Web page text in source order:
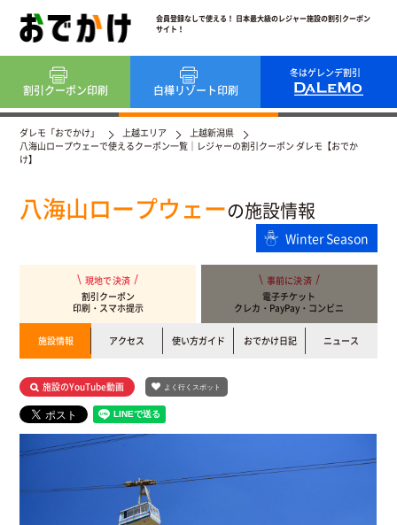
会員登録なしで使える！ 日本最大級のレジャー施設の割引クーポン
サイト！
冬はゲレンデ割引
割引クーポン印刷 白樺リゾート印刷
ダレモ「おでかけ」 上越エリア
上越新潟県
八海山ロープウェーで使えるクーポン一覧｜レジャーの割引クーポン ダレモ【おでか
け】
八海山ロープウェーの施設情報
Winter Season
現地で決済
割引クーポン
印刷・スマホ提示
事前に決済
電子チケット
クレカ・PayPay・コンビニ
施設情報 アクセス 使い方ガイド おでかけ日記 ニュース
施設のYouTube動画 よく行くスポット